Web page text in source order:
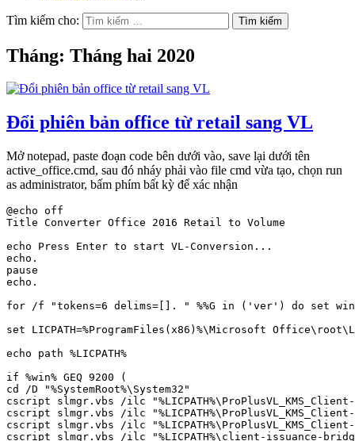
Tìm kiếm cho:
Tháng: Tháng hai 2020
Đổi phiên bản office từ retail sang VL
Mở notepad, paste đoạn code bên dưới vào, save lại dưới tên
active_office.cmd, sau đó nháy phải vào file cmd vừa tạo, chọn run
as administrator, bấm phím bất kỳ để xác nhận
@echo off
Title Converter Office 2016 Retail to Volume
echo Press Enter to start VL-Conversion...
echo.
pause
echo.
for /f "tokens=6 delims=[]. " %%G in ('ver') do set
set LICPATH=%ProgramFiles(x86)%\Microsoft
echo path %LICPATH%
if %win% GEQ 9200 (
cd /D "%SystemRoot%\System32"
cscript slmgr.vbs /ilc
cscript slmgr.vbs /ilc
cscript slmgr.vbs /ilc
cscript slmgr.vbs /ilc "%LICPATH%\client-issuance-